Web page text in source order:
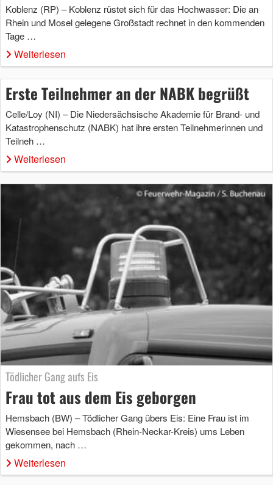
Koblenz (RP) – Koblenz rüstet sich für das Hochwasser: Die an
Rhein und Mosel gelegene Großstadt rechnet in den kommenden
Tage …
Weiterlesen
Erste Teilnehmer an der NABK begrüßt
Celle/Loy (NI) – Die Niedersächsische Akademie für Brand- und
Katastrophenschutz (NABK) hat ihre ersten Teilnehmerinnen und
Teilneh …
Weiterlesen
Tödlicher Gang aufs Eis
Frau tot aus dem Eis geborgen
Hemsbach (BW) – Tödlicher Gang übers Eis: Eine Frau ist im
Wiesensee bei Hemsbach (Rhein-Neckar-Kreis) ums Leben
gekommen, nach …
Weiterlesen